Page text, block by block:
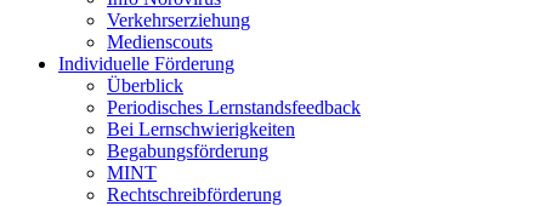
Verkehrserziehung
Medienscouts
Individuelle Förderung
Überblick
Periodisches Lernstandsfeedback
Bei Lernschwierigkeiten
Begabungsförderung
MINT
Rechtschreibförderung